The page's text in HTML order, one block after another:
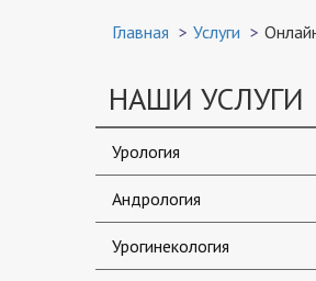
Главная Услуги
НАШИ УСЛУГИ
Урология
Андрология
Урогинекология